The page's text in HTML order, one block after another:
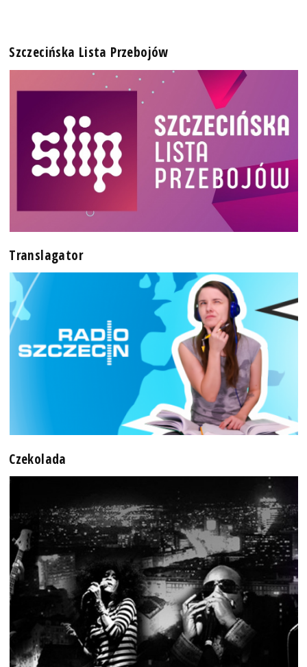
Szczecińska Lista Przebojów
Translagator
Czekolada